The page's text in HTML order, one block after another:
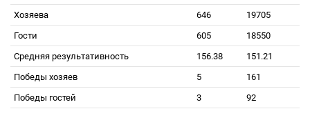
Хозяева
646
19705
Гости
605
18550
Средняя результативность
156.38
151.21
Победы хозяев
5
161
Победы гостей
3 92